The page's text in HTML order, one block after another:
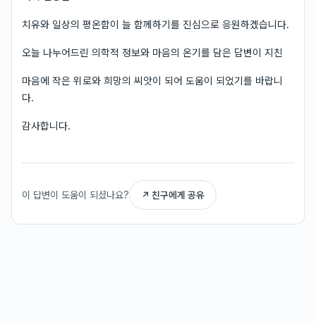
치유와 일상의 평온함이 늘 함께하기를 진심으로 응원하겠습니다.
오늘 나누어드린 의학적 정보와 마음의 온기를 담은 답변이 지친
마음에 작은 위로와 희망의 씨앗이 되어 도움이 되었기를 바랍니
다.
감사합니다.
이 답변이 도움이 되셨나요? ↗ 친구에게 공유